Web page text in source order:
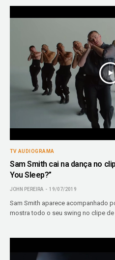
TV AUDIOGRAMA
Sam Smith cai na dança no
You Sleep?”
JOHN PEREIRA 19/07/2019
Sam Smith aparece acompanhado
mostra todo o seu swing no clipe de